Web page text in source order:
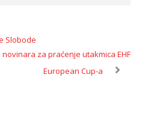
Slobode
za praćenje utakmica EHF
European Cup-a